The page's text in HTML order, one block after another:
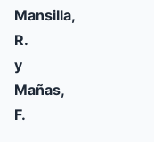
Mansilla,
R.
y
Mañas,
F.